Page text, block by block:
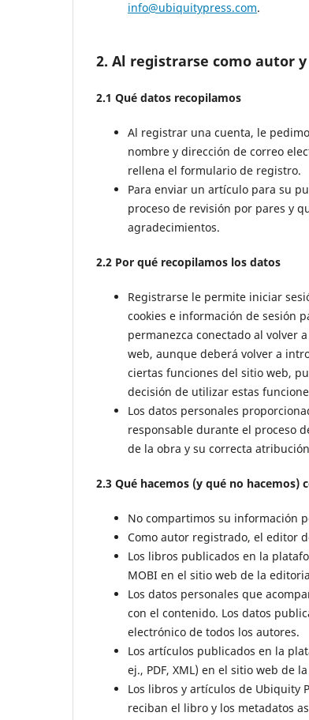
info@ubiquitypress.com.
2. Al registrarse como autor
2.1 Qué datos recopilamos
Al registrar una cuenta, le
nombre y dirección de correo
rellena el formulario de registro.
Para enviar un artículo para su
proceso de revisión por pares y
agradecimientos.
2.2 Por qué recopilamos los datos
Registrarse le permite iniciar
cookies e información de sesión
permanezca conectado al volver
web, aunque deberá volver a
ciertas funciones del sitio web,
decisión de utilizar estas
Los datos personales
responsable durante el proceso
de la obra y su correcta
2.3 Qué hacemos (y qué no hacemos)
No compartimos su información
Como autor registrado, el editor
Los libros publicados en la
MOBI en el sitio web de la
Los datos personales que
con el contenido. Los datos
electrónico de todos los autores.
Los artículos publicados en la
ej., PDF, XML) en el sitio web de
Los libros y artículos de Ubiquity
reciban el libro y los metadatos